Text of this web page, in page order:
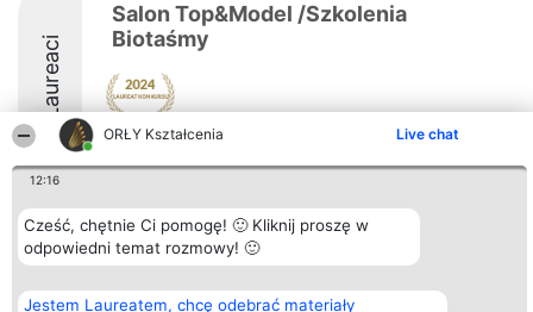
ORŁY Kształcenia Live chat
12:16
Cześć, chętnie Ci pomogę! 🙂 Kliknij proszę w
odpowiedni temat rozmowy! 🙂
Jestem Laureatem, chcę odebrać materiały
Laureaci
Salon Top&Model /Szkolenia
Biotaśmy
8.6
Organizator plebiscytu
Bright Side Solutions sp. z o.
ul. Ruska 22
Plebiscyt
Laureaci
wszystkich